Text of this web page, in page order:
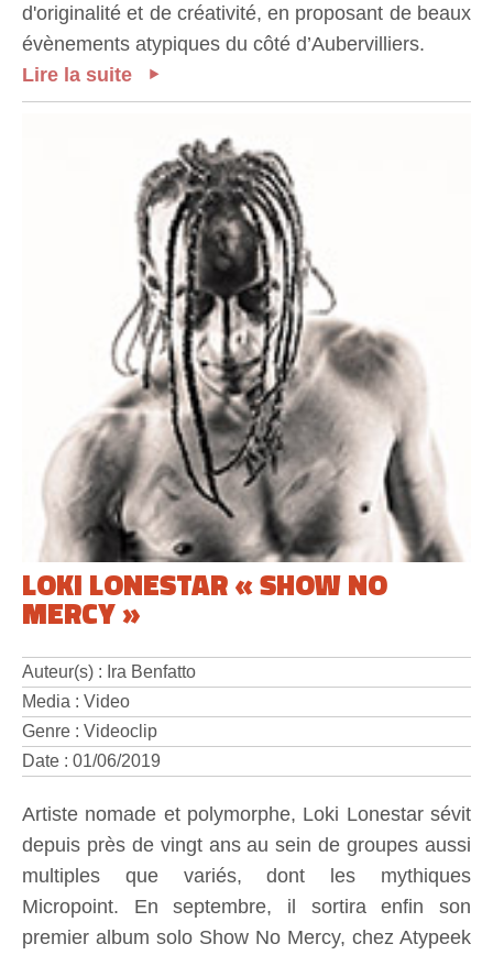
d'originalité et de créativité, en proposant de beaux
évènements atypiques du côté d’Aubervilliers.
Lire la suite
LOKI LONESTAR « SHOW NO
MERCY »
Auteur(s) : Ira Benfatto
Media : Video
Genre : Videoclip
Date : 01/06/2019
Artiste nomade et polymorphe, Loki Lonestar sévit
depuis près de vingt ans au sein de groupes aussi
multiples que variés, dont les mythiques
Micropoint. En septembre, il sortira enfin son
premier album solo Show No Mercy, chez Atypeek